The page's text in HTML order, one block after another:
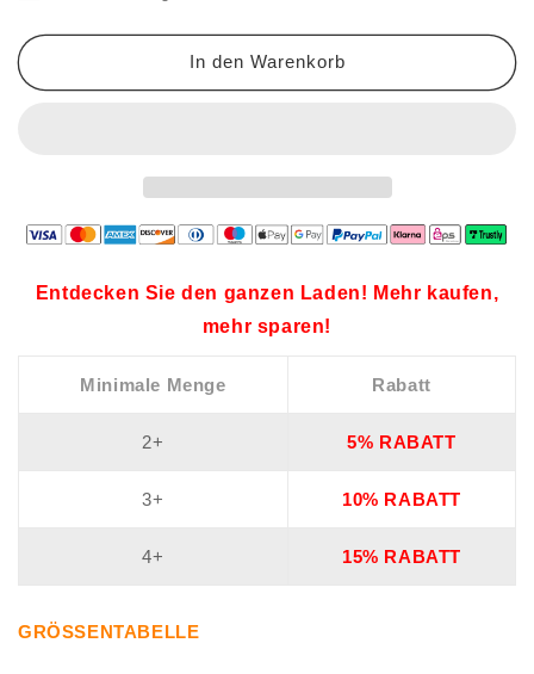
In den Warenkorb
Entdecken Sie den ganzen Laden! Mehr kaufen,
mehr sparen!
Minimale Menge Rabatt
2+ 5% RABATT
3+ 10% RABATT
4+ 15% RABATT
GRÖSSENTABELLE